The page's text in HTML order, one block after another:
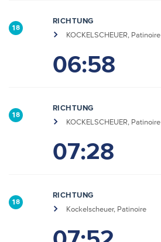
18
RICHTUNG
KOCKELSCHEUER, Patinoire
06:58
18
RICHTUNG
KOCKELSCHEUER, Patinoire
07:28
18
RICHTUNG
Kockelscheuer, Patinoire